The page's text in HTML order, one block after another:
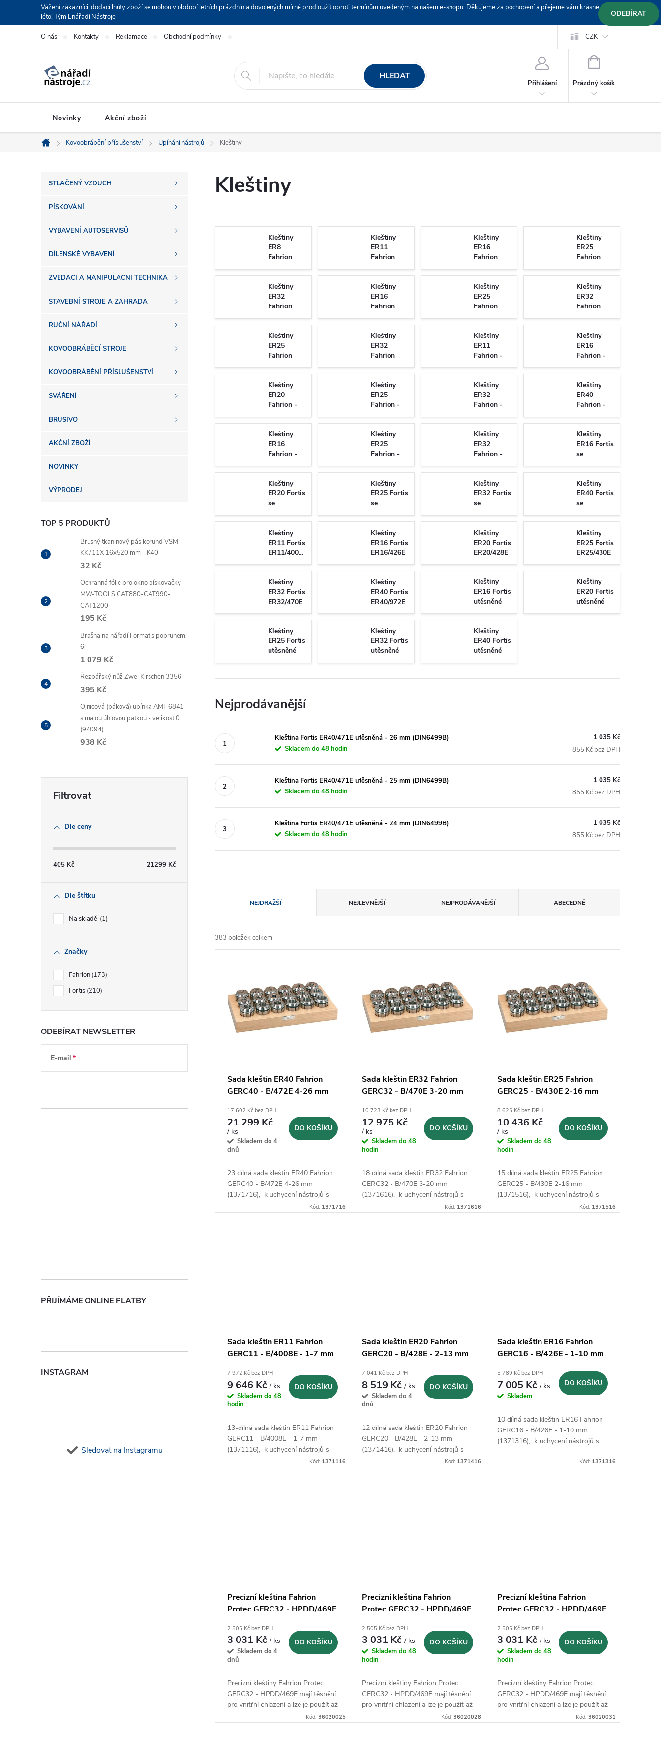
Vážení zákazníci, dodací lhůty zboží se mohou v období letních prázdnin a dovolených mírně prodloužit oproti termínům uvedeným na našem e-shopu. Děkujeme za pochopení a přejeme vám krásné
léto! Tým Enářadí Nástroje
O nás Kontakty Reklamace Obchodní podmínky Platba GoPay +420 603 319382
CZK
HLEDAT
Přihlášení
NÁKUPNÍ
Prázdný košík
Novinky Akční zboží
Domů
Kovoobrábění příslušenství Upínání nástrojů Kleštiny
P
o
s
a
n
n
p
a
n
STLAČENÝ VZDUCH
PÍSKOVÁNÍ
VYBAVENÍ AUTOSERVISŮ
DÍLENSKÉ VYBAVENÍ
ZVEDACÍ A MANIPULAČNÍ TECHNIKA
STAVEBNÍ STROJE A ZAHRADA
RUČNÍ NÁŘADÍ
KOVOOBRÁBĚCÍ STROJE
KOVOOBRÁBĚNÍ PŘÍSLUŠENSTVÍ
SVÁŘENÍ
BRUSIVO
AKČNÍ ZBOŽÍ
NOVINKY
VÝPRODEJ
TOP 5 PRODUKTŮ
Brusný tkaninový pás korund VSM
KK711X 16x520 mm - K40
32 Kč
Ochranná fólie pro okno pískovačky
MW-TOOLS CAT880-CAT990-
CAT1200
195 Kč
Brašna na nářadí Format s popruhem
6l
1 079 Kč
Řezbářský nůž Zwei Kirschen 3356
395 Kč
Ojnicová (páková) upínka AMF 6841
s malou úhlovou patkou - velikost 0
(94094)
938 Kč
Dle ceny
405 Kč 21299 Kč
Dle štítku
Na skladě 1
Značky
Fahrion 173
Fortis 210
ODEBÍRAT NEWSLETTER
E-mail
ODEBÍRAT
PŘIJÍMÁME ONLINE PLATBY
INSTAGRAM
Sledovat na Instagramu
Kleštiny
Kleštiny
ER8
Fahrion
GERC8-
HP/4004E
Kleštiny
ER11
Fahrion
GERC11-
HP/4008E
Kleštiny
ER16
Fahrion
GERC16-
HP/426E
Kleštiny
ER25
Fahrion
GERC25-
HP/430E
Kleštiny
ER32
Fahrion
GERC32-
HP/470E
Kleštiny
ER16
Fahrion
GERC16 -
HPD/425E
Kleštiny
ER25
Fahrion
GERC25 -
HPD/429E
Kleštiny
ER32
Fahrion
GERC32 -
HPD/469E
Kleštiny
ER25
Fahrion
GERC25 -
Kleštiny
ER32
Fahrion
GERC32 -
Kleštiny
ER11
Fahrion -
B/4008E
Kleštiny
ER16
Fahrion -
B/426E
Kleštiny
ER20
Fahrion -
B/428E
Kleštiny
ER25
Fahrion -
B/430E
Kleštiny
ER32
Fahrion -
B/470E
Kleštiny
ER40
Fahrion -
B/472E
Kleštiny
ER16
Fahrion -
BD/425E
utěsněné
Kleštiny
ER25
Fahrion -
BD/429E
utěsněné
Kleštiny
ER32
Fahrion -
BD/469E
utěsněné
Kleštiny
ER16 Fortis
se
pro
závitníky
ER16/426G
Kleštiny
ER20 Fortis
se
pro
závitníky
ER20/428G
Kleštiny
ER25 Fortis
se
pro
závitníky
ER25/430G
Kleštiny
ER32 Fortis
se
pro
závitníky
ER32/472G
Kleštiny
ER40 Fortis
se
pro
závitníky
ER40/472G
Kleštiny
ER11 Fortis
ER11/4008E
Kleštiny
ER16 Fortis
ER16/426E
Kleštiny
ER20 Fortis
ER20/428E
Kleštiny
ER25 Fortis
ER25/430E
Kleštiny
ER32 Fortis
ER32/470E
Kleštiny
ER40 Fortis
ER40/972E
Kleštiny
ER16 Fortis
utěsněné
Kleštiny
ER20 Fortis
utěsněné
Kleštiny
ER25 Fortis
utěsněné
Kleštiny
ER32 Fortis
utěsněné
Kleštiny
ER40 Fortis
utěsněné
Nejprodávanější
Kleština Fortis ER40/471E utěsněná - 26 mm (DIN6499B)
Skladem do 48 hodin
1 035 Kč
855 Kč bez DPH
Kleština Fortis ER40/471E utěsněná - 25 mm (DIN6499B)
Skladem do 48 hodin
1 035 Kč
855 Kč bez DPH
Kleština Fortis ER40/471E utěsněná - 24 mm (DIN6499B)
Skladem do 48 hodin
1 035 Kč
855 Kč bez DPH
a
z
ů
NEJDRAŽŠÍ NEJLEVNĚJŠÍ NEJPRODÁVANĚJŠÍ ABECEDNĚ
383 položek celkem
k
Sada kleštin ER40 Fahrion
GERC40 - B/472E 4-26 mm
17 602 Kč bez DPH
21 299 Kč
/ ks
Skladem do 4
dnů
DO KOŠÍKU
23 dílná sada kleštin ER40 Fahrion
GERC40 - B/472E 4-26 mm
(1371716), k uchycení nástrojů s
válcovou stopkou podle DIN 1835
Kód: 1371716
Sada kleštin ER32 Fahrion
GERC32 - B/470E 3-20 mm
10 723 Kč bez DPH
12 975 Kč
/ ks
Skladem do 48
hodin
DO KOŠÍKU
18 dílná sada kleštin ER32 Fahrion
GERC32 - B/470E 3-20 mm
(1371616), k uchycení nástrojů s
válcovou stopkou podle DIN 1835
Kód: 1371616
Sada kleštin ER25 Fahrion
GERC25 - B/430E 2-16 mm
8 625 Kč bez DPH
10 436 Kč
/ ks
Skladem do 48
hodin
DO KOŠÍKU
15 dílná sada kleštin ER25 Fahrion
GERC25 - B/430E 2-16 mm
(1371516), k uchycení nástrojů s
válcovou stopkou podle DIN 1835
Kód: 1371516
Sada kleštin ER11 Fahrion
GERC11 - B/4008E - 1-7 mm
7 972 Kč bez DPH
9 646 Kč/ ks
Skladem do 48
hodin
DO KOŠÍKU
13-dílná sada kleštin ER11 Fahrion
GERC11 - B/4008E - 1-7 mm
(1371116), k uchycení nástrojů s
válcovou stopkou podle DIN 1835
Kód: 1371116
Sada kleštin ER20 Fahrion
GERC20 - B/428E - 2-13 mm
7 041 Kč bez DPH
8 519 Kč/ ks
Skladem do 4
dnů
DO KOŠÍKU
12 dílná sada kleštin ER20 Fahrion
GERC20 - B/428E - 2-13 mm
(1371416), k uchycení nástrojů s
válcovou stopkou podle DIN 1835
Kód: 1371416
Sada kleštin ER16 Fahrion
GERC16 - B/426E - 1-10 mm
5 789 Kč bez DPH
7 005 Kč/ ks
Skladem
DO KOŠÍKU
10 dílná sada kleštin ER16 Fahrion
GERC16 - B/426E - 1-10 mm
(1371316), k uchycení nástrojů s
B, 1835 E, 6535 B a 6535 E.Kód: 1371316
Precizní kleština Fahrion
Protec GERC32 - HPDD/469E
2 505 Kč bez DPH
3 031 Kč/ ks
Skladem do 4
dnů
DO KOŠÍKU
Precizní kleštiny Fahrion Protec
GERC32 - HPDD/469E mají těsnění
pro vnitřní chlazení a lze je použít až
do 120 bar a další rozstřikovací
Kód:36020025
Precizní kleština Fahrion
Protec GERC32 - HPDD/469E
2 505 Kč bez DPH
3 031 Kč/ ks
Skladem do 48
hodin
DO KOŠÍKU
Precizní kleštiny Fahrion Protec
GERC32 - HPDD/469E mají těsnění
pro vnitřní chlazení a lze je použít až
do 120 bar a další rozstřikovací
Kód: 36020028
Precizní kleština Fahrion
Protec GERC32 - HPDD/469E
2 505 Kč bez DPH
3 031 Kč/ ks
Skladem do 48
hodin
DO KOŠÍKU
Precizní kleštiny Fahrion Protec
GERC32 - HPDD/469E mají těsnění
pro vnitřní chlazení a lze je použít až
do 120 bar a další rozstřikovací
Kód: 36020031